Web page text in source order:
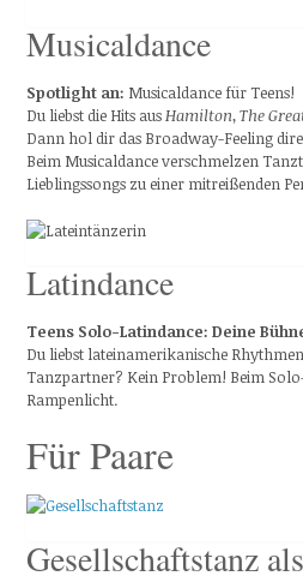
Musicaldance
Spotlight an: Musicaldance für Teens!
Du liebst die Hits ausHamilton,The
Dann hol dir das Broadway-Feeling
Beim Musicaldance verschmelzen
Lieblingssongs zu einer mitreißenden
Latindance
Teens Solo-Latindance: Deine
Du liebst lateinamerikanische
Tanzpartner? Kein Problem! Beim
Rampenlicht.
Für Paare
Gesellschaftstanz